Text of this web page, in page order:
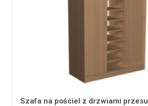
Szafa na pościel z drzwiami